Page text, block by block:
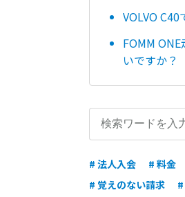
VOLVO
FOMM
いですか？
# 法人入会 # 料金
# 覚えのない請求